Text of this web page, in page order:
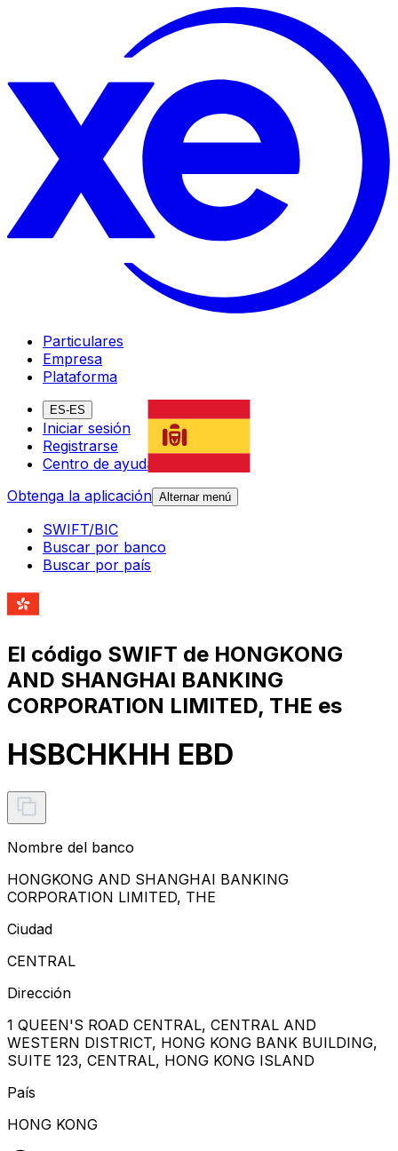
Particulares
Empresa
Plataforma
ES-ES
Iniciar sesión
Registrarse
Centro de ayuda
Obtenga la aplicación Alternar menú
SWIFT/BIC
Buscar por banco
Buscar por país
El código SWIFT de HONGKONG
AND SHANGHAI BANKING
CORPORATION LIMITED, THE es
HSBCHKHH EBD
Nombre del banco
HONGKONG AND SHANGHAI BANKING
CORPORATION LIMITED, THE
Ciudad
CENTRAL
Dirección
1 QUEEN'S ROAD CENTRAL, CENTRAL AND
WESTERN DISTRICT, HONG KONG BANK BUILDING,
SUITE 123, CENTRAL, HONG KONG ISLAND
País
HONG KONG